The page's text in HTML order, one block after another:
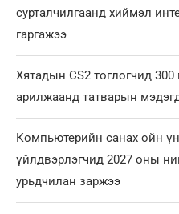
сурталчилгаанд хиймэл
гаргажээ
Хятадын CS2 тоглогчид
арилжаанд татварын
Компьютерийн санах ойн
үйлдвэрлэгчид 2027 оны
урьдчилан заржээ